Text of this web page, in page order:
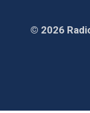
© 2026